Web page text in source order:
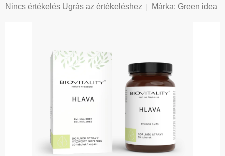
A
Nincs értékelés Ugrás az értékeléshez Márka: Green idea